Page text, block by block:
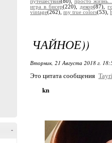
-
путешествия(80), просто жизнь...
игра в бисер(220), декор(87),
vintage(262), my true colors(53),
ЧАЙНОЕ))
Вторник, 21 Августа 2018 г.
Это цитата сообщения
kn